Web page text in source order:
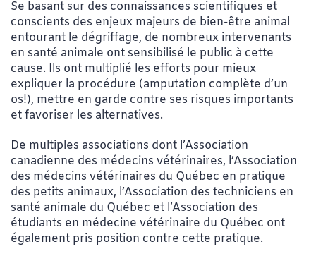
Se basant sur des connaissances scientifiques et
conscients des enjeux majeurs de bien-être animal
entourant le dégriffage, de nombreux intervenants
en santé animale ont sensibilisé le public à cette
cause. Ils ont multiplié les efforts pour mieux
expliquer la procédure (amputation complète d’un
os!), mettre en garde contre ses risques importants
et favoriser les alternatives.
De multiples associations dont l’Association
canadienne des médecins vétérinaires, l’Association
des médecins vétérinaires du Québec en pratique
des petits animaux, l’Association des techniciens en
santé animale du Québec et l’Association des
étudiants en médecine vétérinaire du Québec ont
également pris position contre cette pratique.